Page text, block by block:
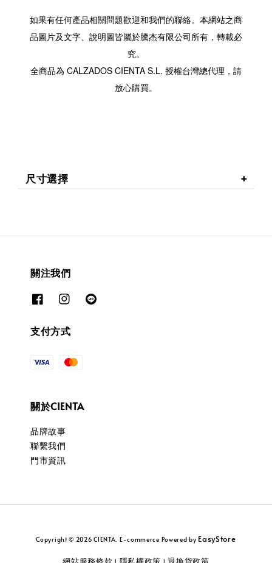
如果有任何產品相關問題歡迎和我們的聯絡。本網站之商
品圖片及文字、說明圖皆屬於騰杰有限公司所有，轉載必
究。
全商品為 CALZADOS CIENTA S.L. 授權台灣總代理，請
放心購買。
尺寸選擇
關注我們
支付方式
關於CIENTA
品牌故事
聯繫我們
門市資訊
Copyright © 2026 CIENTA. E-commerce Powered by EasyStore